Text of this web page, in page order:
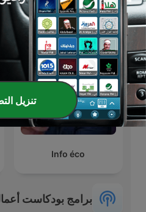
9Natree Germany
Info éco
برامج بودكاست
تنزيل